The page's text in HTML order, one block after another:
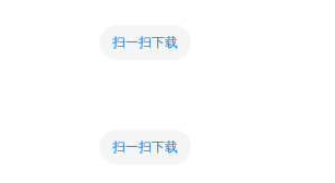
扫一扫下载
扫一扫下载